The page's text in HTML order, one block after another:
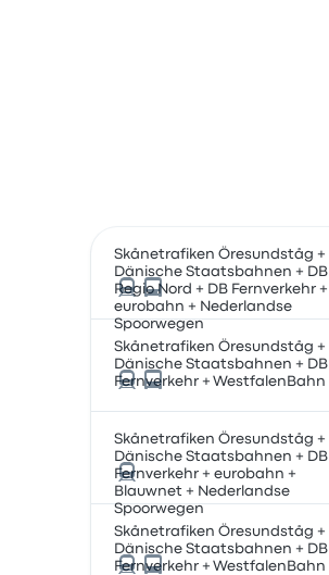
Skånetrafiken Öresundståg +
Dänische Staatsbahnen + DB
Regio Nord + DB Fernverkehr +
eurobahn + Nederlandse
Spoorwegen
Skånetrafiken Öresundståg +
Dänische Staatsbahnen + DB
Fernverkehr + WestfalenBahn
Skånetrafiken Öresundståg +
Dänische Staatsbahnen + DB
Fernverkehr + eurobahn +
Blauwnet + Nederlandse
Spoorwegen
Skånetrafiken Öresundståg +
Dänische Staatsbahnen + DB
Fernverkehr + WestfalenBahn